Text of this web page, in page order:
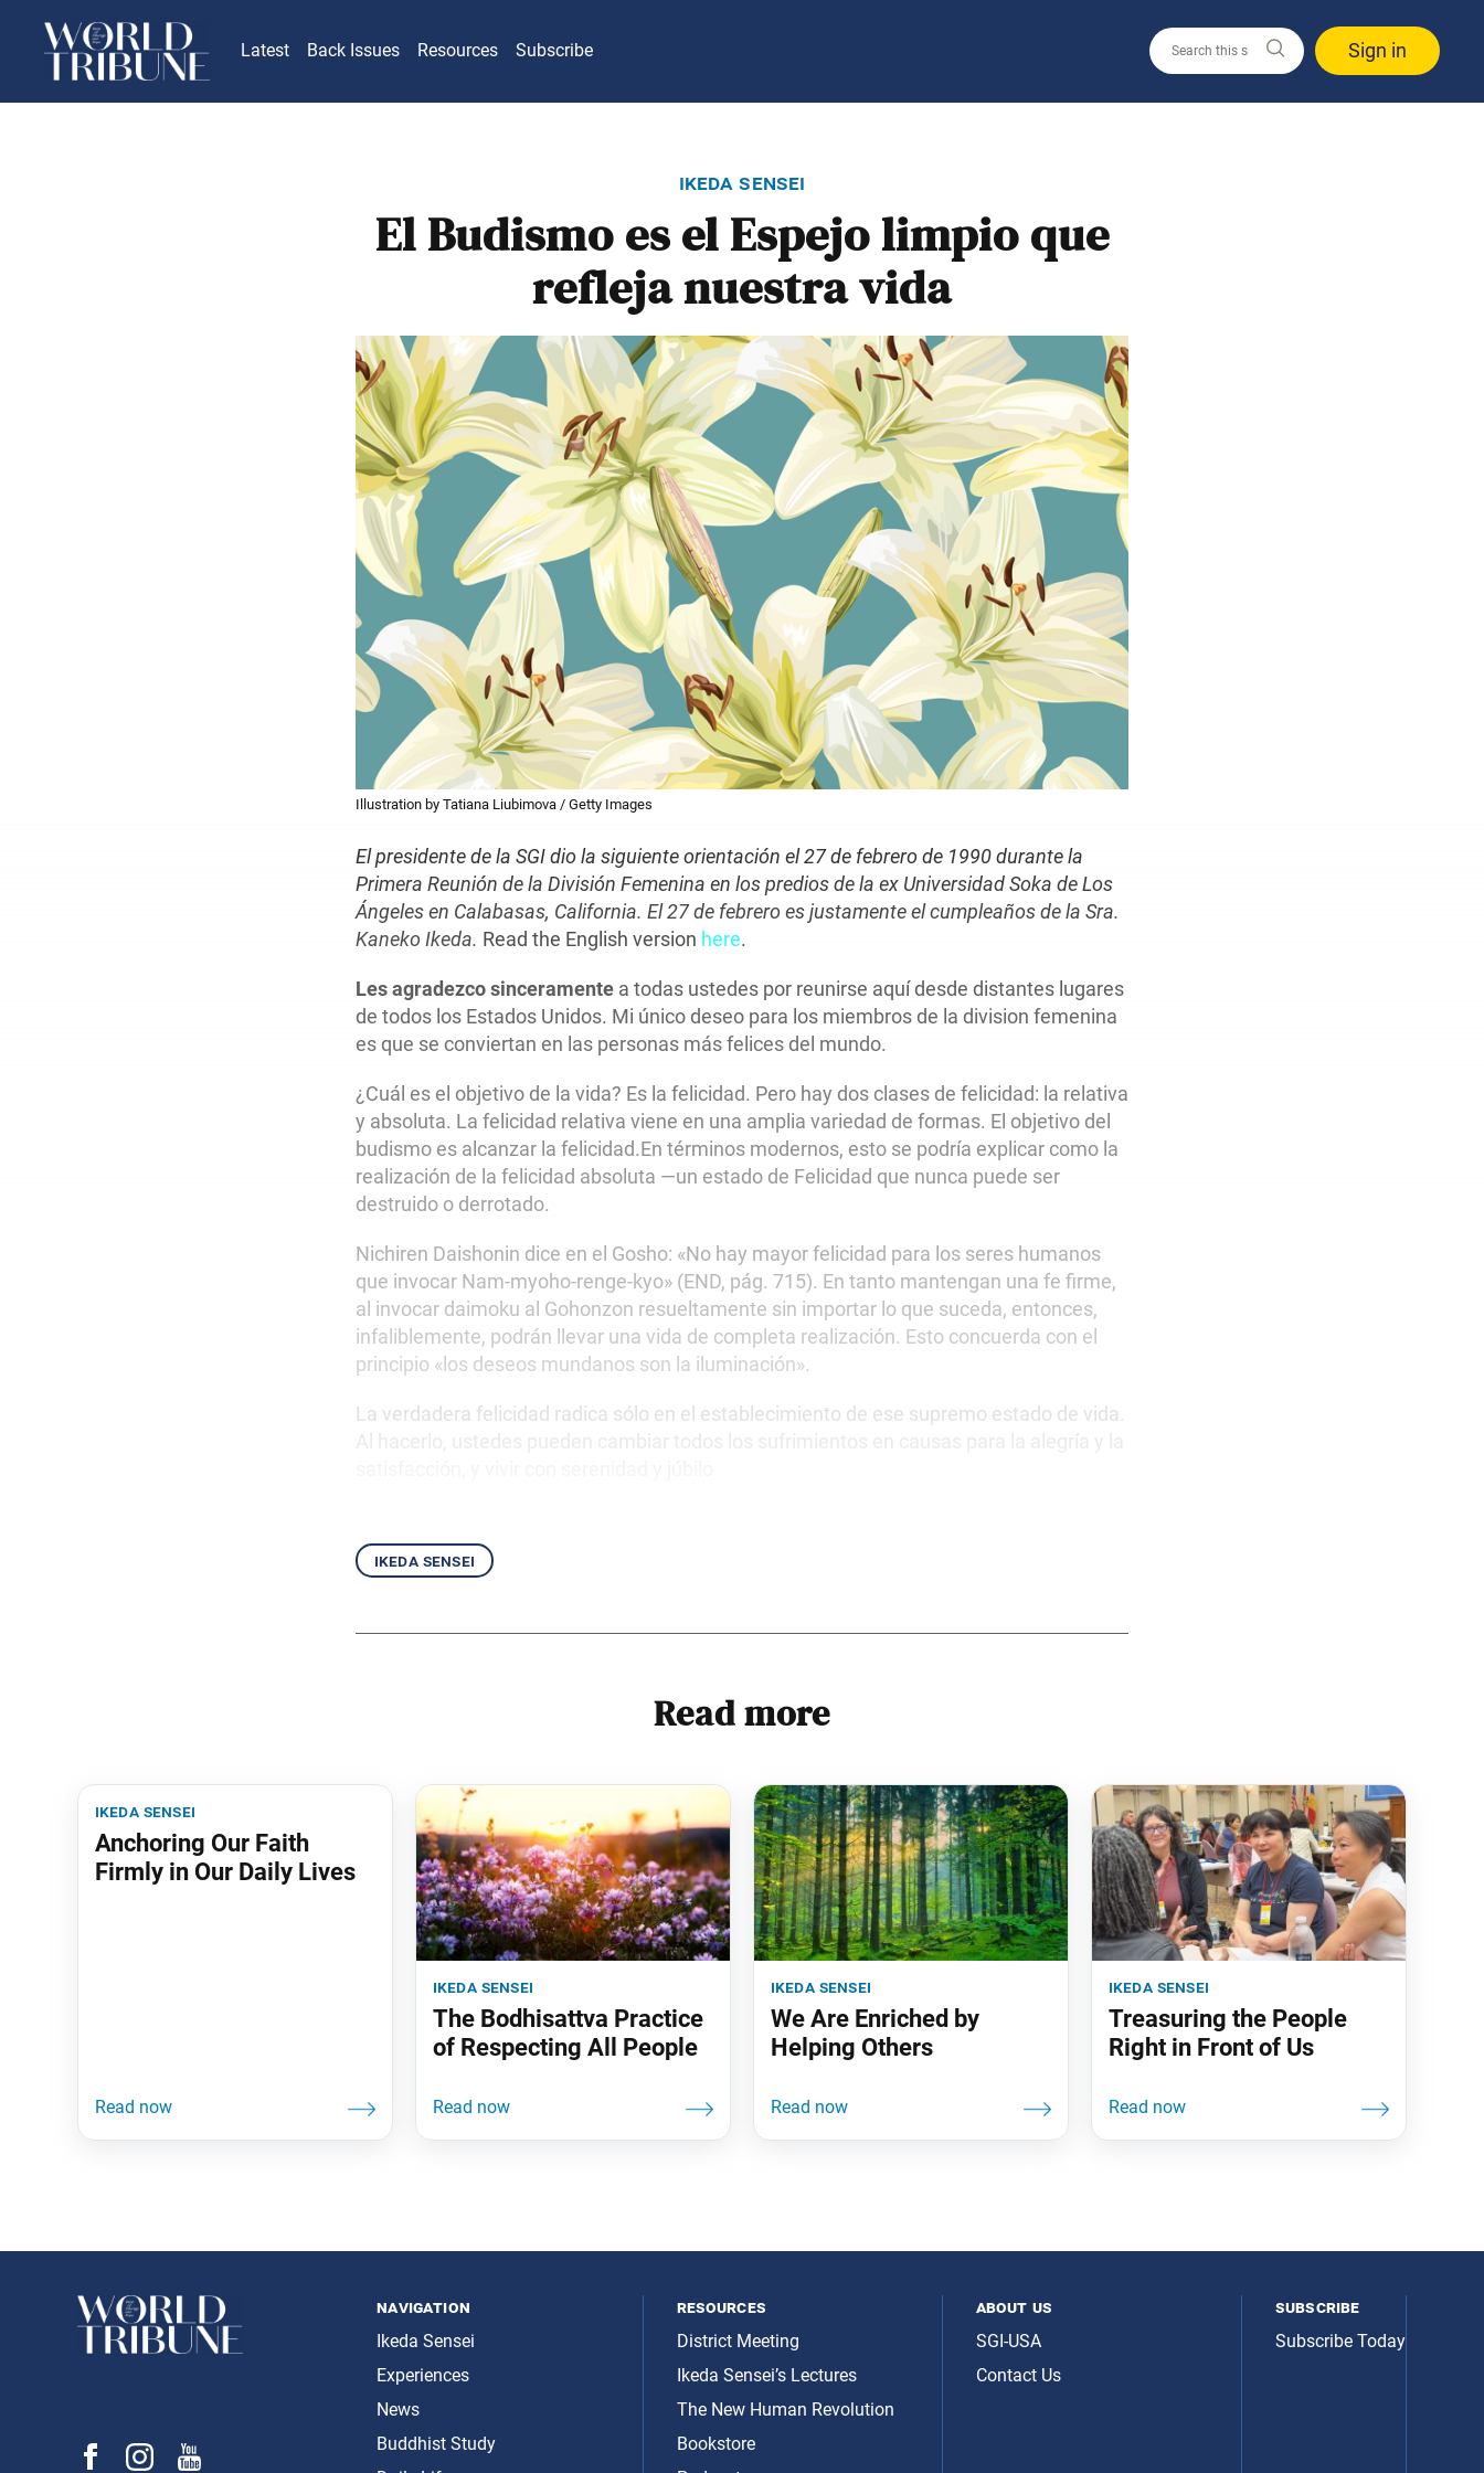
Latest Back Issues Resources Subscribe Sign in
ikeda sensei
El Budismo es el Espejo limpio que
refleja nuestra vida
Illustration by Tatiana Liubimova / Getty Images
El presidente de la SGI dio la siguiente orientación el 27 de febrero de 1990 durante la
Primera Reunión de la División Femenina en los predios de la ex Universidad Soka de Los
Ángeles en Calabasas, California. El 27 de febrero es justamente el cumpleaños de la Sra.
Kaneko Ikeda. Read the English version here.
Les agradezco sinceramente a todas ustedes por reunirse aquí desde distantes lugares
de todos los Estados Unidos. Mi único deseo para los miembros de la division femenina
es que se conviertan en las personas más felices del mundo.
¿Cuál es el objetivo de la vida? Es la felicidad. Pero hay dos clases de felicidad: la relativa
y absoluta. La felicidad relativa viene en una amplia variedad de formas. El objetivo del
budismo es alcanzar la felicidad.En términos modernos, esto se podría explicar como la
realización de la felicidad absoluta —un estado de Felicidad que nunca puede ser
destruido o derrotado.
Nichiren Daishonin dice en el Gosho: «No hay mayor felicidad para los seres humanos
que invocar Nam-myoho-renge-kyo» (END, pág. 715). En tanto mantengan una fe firme,
al invocar daimoku al Gohonzon resueltamente sin importar lo que suceda, entonces,
infaliblemente, podrán llevar una vida de completa realización. Esto concuerda con el
principio «los deseos mundanos son la iluminación».
La verdadera felicidad radica sólo en el establecimiento de ese supremo estado de vida.
ikeda sensei
Read more
ikeda sensei
Anchoring Our Faith
Firmly in Our Daily Lives
ikeda sensei
The Bodhisattva Practice
of Respecting All People
ikeda sensei
We Are Enriched by
Helping Others
ikeda sensei
Treasuring the People
Right in Front of Us
navigation
Ikeda Sensei
Experiences
News
Buddhist Study
resources
District Meeting
Ikeda Sensei’s Lectures
The New Human Revolution
Bookstore
about us
SGI-USA
Contact Us
subscribe
Subscribe Today